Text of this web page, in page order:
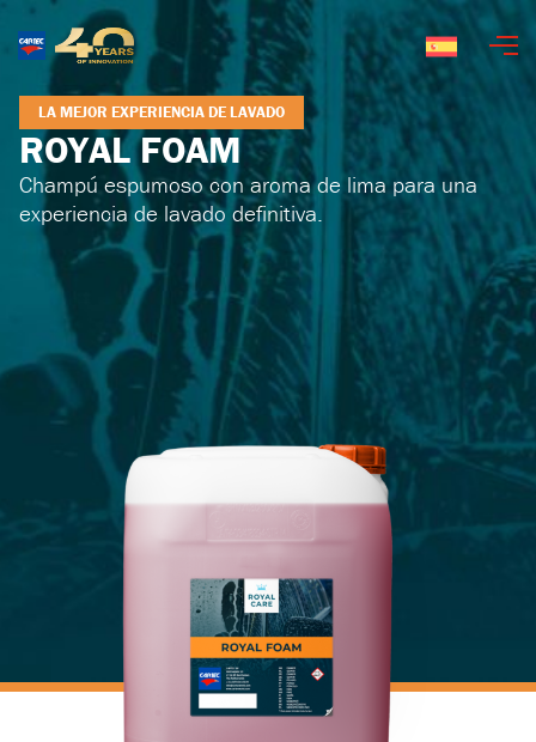
Español
LA MEJOR EXPERIENCIA DE LAVADO
ROYAL FOAM
Champú espumoso con aroma de lima para una
experiencia de lavado definitiva.